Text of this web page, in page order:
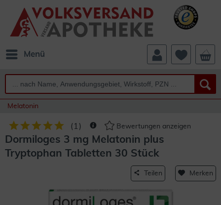
Menü
Melatonin
( 1 ) Bewertungen anzeigen
Dormiloges 3 mg Melatonin plus
Tryptophan Tabletten 30 Stück
Teilen Merken